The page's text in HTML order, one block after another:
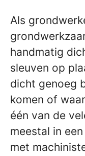
Als
handmatig
sleuven op
dicht genoeg
komen of
één van de
meestal in
met